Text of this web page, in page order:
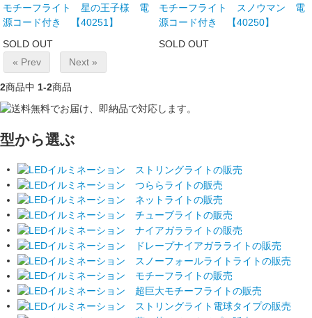
モチーフライト 星の王子様 電
源コード付き 【40251】
SOLD OUT
モチーフライト スノウマン 電
源コード付き 【40250】
SOLD OUT
« Prev
Next »
2商品中 1-2商品
型から選ぶ